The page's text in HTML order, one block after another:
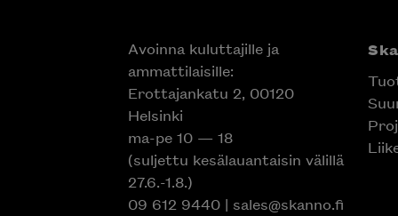
Avoinna kuluttajille ja
ammattilaisille:
Erottajankatu 2, 00120
Helsinki
ma-pe 10 — 18
(suljettu kesälauantaisin välillä
27.6.-1.8.)
09 612 9440| sales@skanno.fi